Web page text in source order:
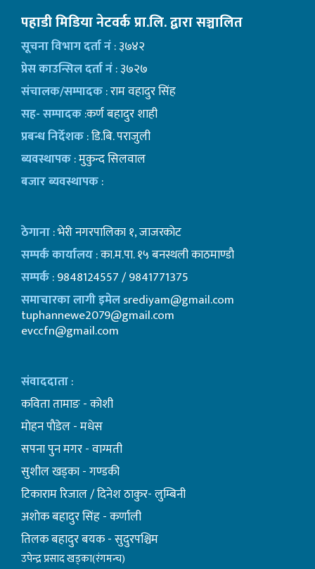
पहाडी मिडिया नेटवर्क प्रा.लि. द्वारा सञ्चालित
सूचना विभाग दर्ता नं: ३७४२
प्रेस काउन्सिल दर्ता नं: ३७२७
संचालक/सम्पादक: राम वहादुर सिंह
सह- सम्पादक:कर्ण बहादुर शाही
प्रबन्ध निर्देशक: डि.बि. पराजुली
ब्यवस्थापक: मुकुन्द सिलवाल
बजार ब्यवस्थापक:
ठेगाना: भेरी नगरपालिका १, जाजरकोट
सम्पर्क कार्यालय: का.म.पा. १५ बनस्थली काठमाण्डाै
सम्पर्क: 9848124557 / 9841771375
समाचारका लागी इमेलsrediyam@gmail.com
tuphannewe2079@gmail.com
evccfn@gmail.com
संवाददाता:
कविता तामाङ - कोशी
माेहन पाैडेल - मधेस
सपना पुन मगर - वाग्मती
सुशील खड्का - गण्डकी
टिकाराम रिजाल / दिनेश ठाकुर- लुम्बिनी
अशाेक बहादुर सिंह - कर्णाली
तिलक बहादुर बयक - सुदुरपश्चिम
उपेन्द्र प्रसाद खड्का(रंगमन्च)